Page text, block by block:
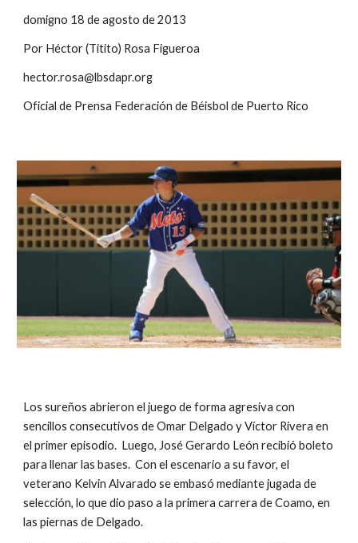
domigno 18 de agosto de 2013
Por Héctor (Titito) Rosa Figueroa
hector.rosa@lbsdapr.org
Oficial de Prensa Federación de Béisbol de Puerto Rico
Los sureños abrieron el juego de forma agresiva con
sencillos consecutivos de Omar Delgado y Víctor Rivera en
el primer episodio.  Luego, José Gerardo León recibió boleto
para llenar las bases.  Con el escenario a su favor, el
veterano Kelvin Alvarado se embasó mediante jugada de
selección, lo que dio paso a la primera carrera de Coamo, en
las piernas de Delgado.